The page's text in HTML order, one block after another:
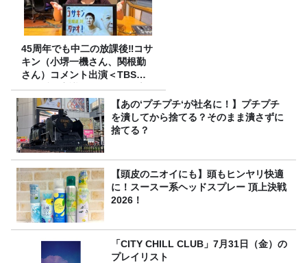
45周年でも中二の放課後‼コサ
キン（小堺一機さん、関根勤
さん）コメント出演＜TBSラ
ジオ番組審議会からのご報告
＞
【あの‘プチプチ‘が社名に！】プチプチ
を潰してから捨てる？そのまま潰さずに
捨てる？
【頭皮のニオイにも】頭もヒンヤリ快適
に！スースー系ヘッドスプレー 頂上決戦
2026！
「CITY CHILL CLUB」7月31日（金）の
プレイリスト